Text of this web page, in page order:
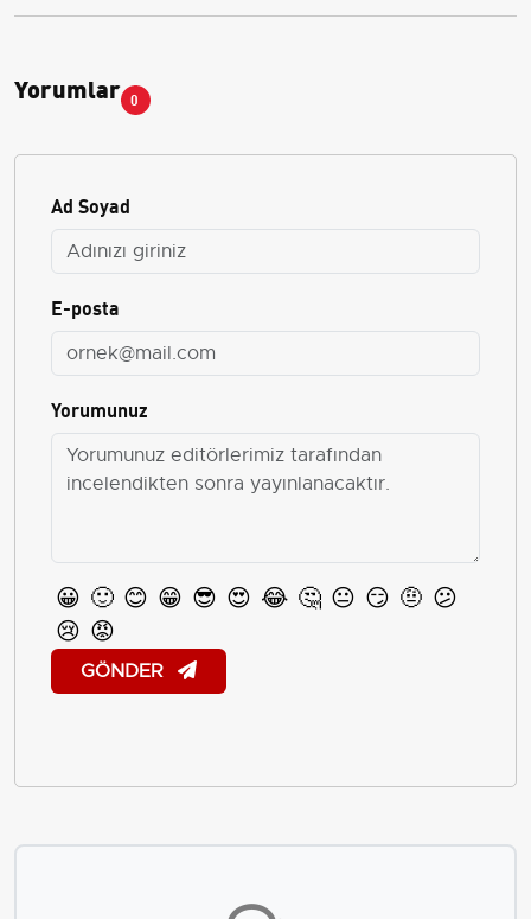
Yorumlar 0
Ad Soyad
E-posta
Yorumunuz
😀 🙂 😊 😁 😎 😍 😂 🤔 😐 😏 🤨 😕
😢 😡
GÖNDER